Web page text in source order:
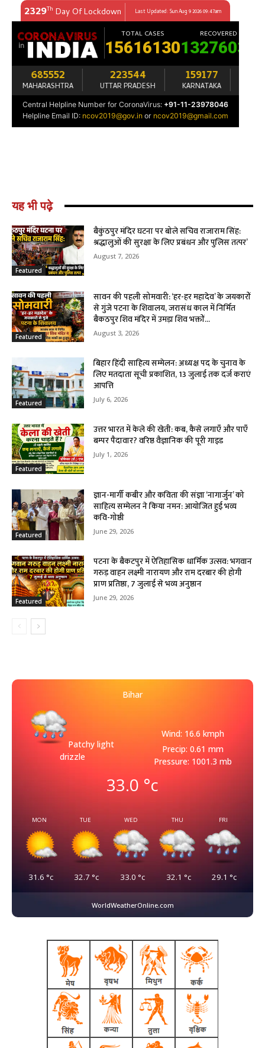
यह भी पढ़े
Featured
बैकुंठपुर मंदिर घटना पर बोले सचिव राजाराम सिंह:
श्रद्धालुओं की सुरक्षा के लिए प्रबंधन और पुलिस तत्पर’
August 7, 2026
Featured
सावन की पहली सोमवारी: ‘हर-हर महादेव’ के जयकारों
से गुंजे पटना के शिवालय, जरासंध काल में निर्मित
बैकठपुर शिव मंदिर में उमड़ा शिव भक्तों...
August 3, 2026
Featured
बिहार हिंदी साहित्य सम्मेलन: अध्यक्ष पद के चुनाव के
लिए मतदाता सूची प्रकाशित, 13 जुलाई तक दर्ज कराएं
आपत्ति
July 6, 2026
Featured
उत्तर भारत में केले की खेती: कब, कैसे लगाएँ और पाएँ
बम्पर पैदावार? वरिष्ठ वैज्ञानिक की पूरी गाइड
July 1, 2026
Featured
ज्ञान-मार्गी कबीर और कविता की संज्ञा ‘नागार्जुन’ को
साहित्य सम्मेलन ने किया नमन: आयोजित हुई भव्य
कवि-गोष्ठी
June 29, 2026
Featured
पटना के बैकटपुर में ऐतिहासिक धार्मिक उत्सव: भगवान
गरुड़ वाहन लक्ष्मी नारायण और राम दरबार की होगी
प्राण प्रतिष्ठा, 7 जुलाई से भव्य अनुष्ठान
June 29, 2026
Bihar
Patchy light
drizzle
Wind: 16.6 kmph
Precip: 0.61 mm
Pressure: 1001.3 mb
33.0 °c
MON
31.6 °c
TUE
32.7 °c
WED
33.0 °c
THU
32.1 °c
FRI
29.1 °c
WorldWeatherOnline.com